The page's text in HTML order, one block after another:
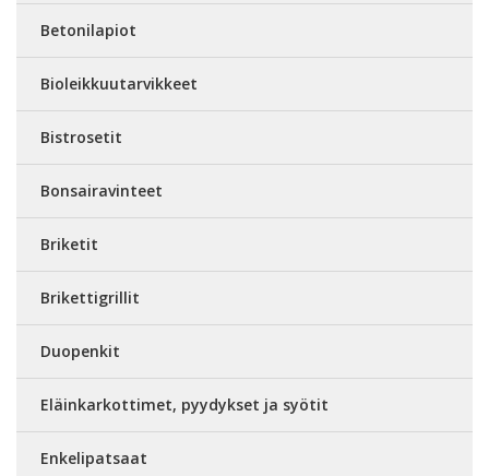
Betonilapiot
Bioleikkuutarvikkeet
Bistrosetit
Bonsairavinteet
Briketit
Brikettigrillit
Duopenkit
Eläinkarkottimet, pyydykset ja syötit
Enkelipatsaat